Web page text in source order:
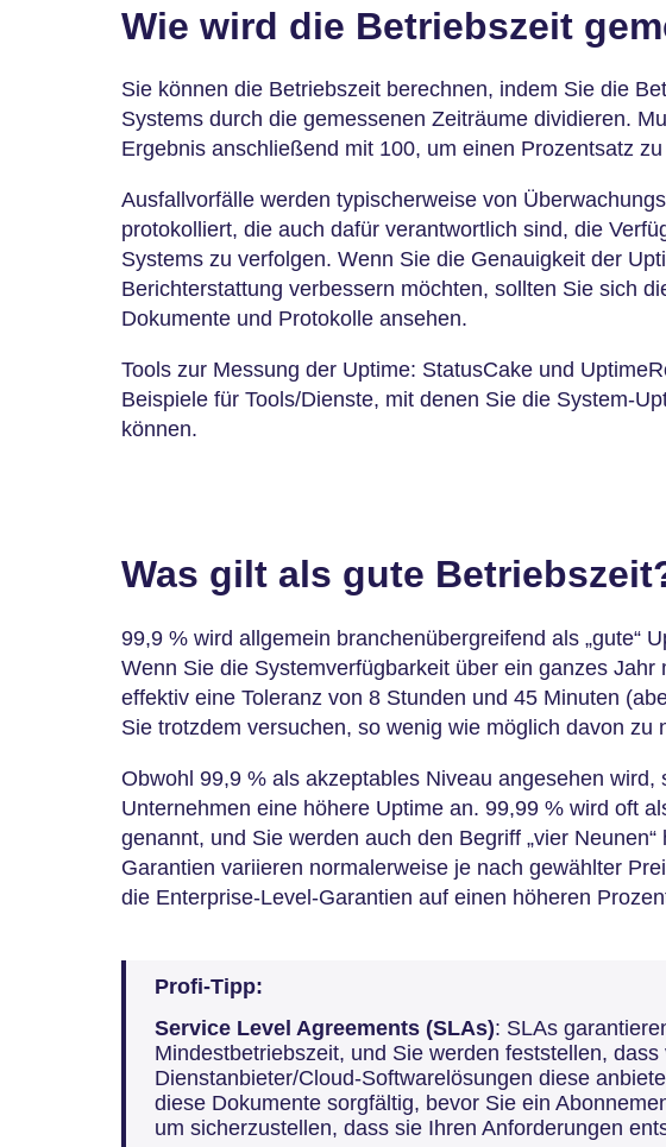
Wie wird die Betriebszeit
Sie können die Betriebszeit berechnen, indem Sie die
Systems durch die gemessenen Zeiträume dividieren.
Ergebnis anschließend mit 100, um einen Prozentsatz
Ausfallvorfälle werden typischerweise von
protokolliert, die auch dafür verantwortlich sind, die
Systems zu verfolgen. Wenn Sie die Genauigkeit der
Berichterstattung verbessern möchten, sollten Sie sich
Dokumente und Protokolle ansehen.
Tools zur Messung der Uptime: StatusCake und
Beispiele für Tools/Dienste, mit denen Sie die System-
können.
Was gilt als gute
99,9 % wird allgemein branchenübergreifend als „gute“
Wenn Sie die Systemverfügbarkeit über ein ganzes Jahr
effektiv eine Toleranz von 8 Stunden und 45 Minuten
Sie trotzdem versuchen, so wenig wie möglich davon zu
Obwohl 99,9 % als akzeptables Niveau angesehen wird,
Unternehmen eine höhere Uptime an. 99,99 % wird oft
genannt, und Sie werden auch den Begriff „vier Neunen“
Garantien variieren normalerweise je nach gewählter
die Enterprise-Level-Garantien auf einen höheren
Profi-Tipp:
Service Level Agreements (SLAs): SLAs
Mindestbetriebszeit, und Sie werden feststellen,
Dienstanbieter/Cloud-Softwarelösungen diese
diese Dokumente sorgfältig, bevor Sie ein
um sicherzustellen, dass sie Ihren Anforderungen